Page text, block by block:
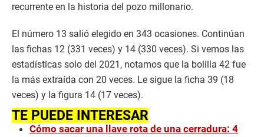
recurrente en la historia del pozo millonario.
El número 13 salió elegido en 343 ocasiones. Continúan
las fichas 12 (331 veces) y 14 (330 veces). Si vemos las
estadísticas solo del 2021, notamos que la bolilla 42 fue
la más extraída con 20 veces. Le sigue la ficha 39 (18
veces) y la figura 14 (17 veces).
TE PUEDE INTERESAR
Cómo sacar una llave rota de una cerradura: 4